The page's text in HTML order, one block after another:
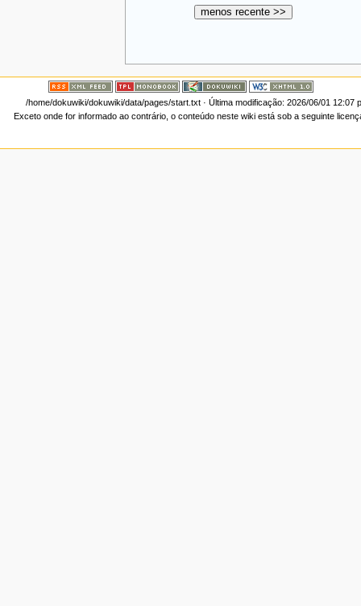
menos recente >>
/home/dokuwiki/dokuwiki/data/pages/start.txt· Última modificação: 2026/06/01 12:07
Exceto onde for informado ao contrário, o conteúdo neste wiki está sob a seguinte